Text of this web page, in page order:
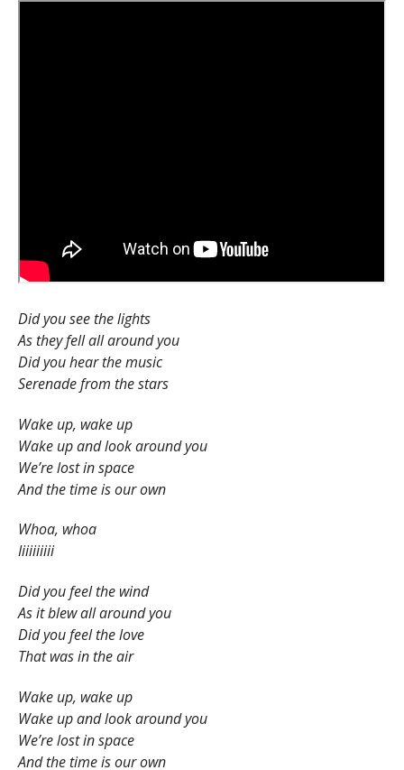
Did you see the lights
As they fell all around you
Did you hear the music
Serenade from the stars
Wake up, wake up
Wake up and look around you
We’re lost in space
And the time is our own
Whoa, whoa
Iiiiiiiiii
Did you feel the wind
As it blew all around you
Did you feel the love
That was in the air
Wake up, wake up
Wake up and look around you
We’re lost in space
And the time is our own